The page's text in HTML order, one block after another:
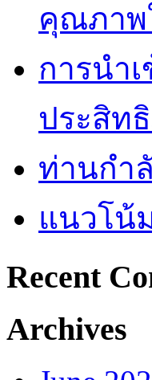
คุณภาพ
การนำ
ประสิท
ท่านกำ
แนวโน้
Recent
Archives